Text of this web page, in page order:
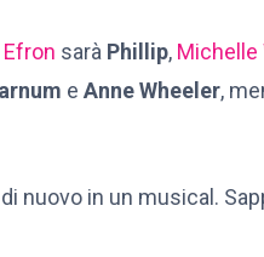
sarà Phillip, Michelle
e Anne Wheeler,
nuovo in un musical.